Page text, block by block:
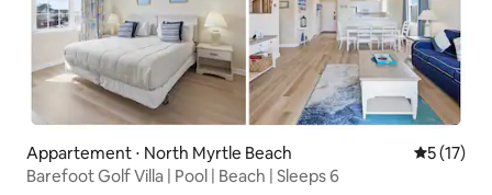
Appartement ⋅ North Myrtle Beach
5 (17)
Barefoot Golf Villa | Pool | Beach | Sleeps 6